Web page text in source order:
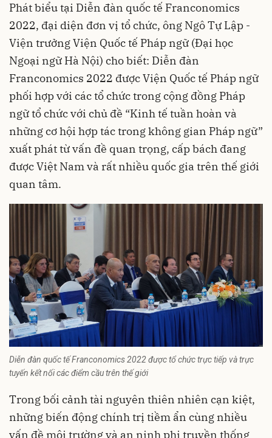
Phát biểu tại Diễn đàn quốc tế Franconomics
2022, đại diện đơn vị tổ chức, ông Ngô Tự Lập -
Viện trưởng Viện Quốc tế Pháp ngữ (Đại học
Ngoại ngữ Hà Nội) cho biết: Diễn đàn
Franconomics 2022 được Viện Quốc tế Pháp ngữ
phối hợp với các tổ chức trong cộng đồng Pháp
ngữ tổ chức với chủ đề “Kinh tế tuần hoàn và
những cơ hội hợp tác trong không gian Pháp ngữ”
xuất phát từ vấn đề quan trọng, cấp bách đang
được Việt Nam và rất nhiều quốc gia trên thế giới
quan tâm.
Diễn đàn quốc tế Franconomics 2022 được tổ chức trực tiếp và trực
tuyến kết nối các điểm cầu trên thế giới
Trong bối cảnh tài nguyên thiên nhiên cạn kiệt,
những biến động chính trị tiềm ẩn cùng nhiều
vấn đề môi trường và an ninh phi truyền thống